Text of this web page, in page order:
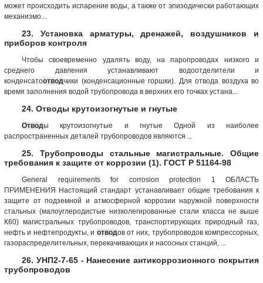
может происходить испарение воды, а также от эпизодически работающих
механизмо...
23. Установка арматуры, дренажей, воздушников и
приборов контроля
Чтобы своевременно удалять воду, на паропроводах низкого и
среднего давления устанавливают водоотделители и
конденсатоотводчики (конденсационные горшки). Для отвода воздуха во
время заполнения водой трубопровода в верхних его точках устана...
24. Отводы крутоизогнутые и гнутые
Отводы крутоизогнутые и гнутые Одной из наиболее
распространенных деталей трубопроводов являются ...
25. Трубопроводы стальные магистральные. Общие
требования к защите от коррозии (1). ГОСТ Р 51164-98
General requirements for corrosion protection 1 ОБЛАСТЬ
ПРИМЕНЕНИЯ Настоящий стандарт устанавливает общие требования к
защите от подземной и атмосферной коррозии наружной поверхности
стальных (малоуглеродистые низколегированные стали класса не выше
К60) магистральных трубопроводов, транспортирующих природный газ,
нефть и нефтепродукты, и отводов от них, трубопроводов компрессорных,
газораспределительных, перекачивающих и насосных станций, ...
26. УНП2-7-65 - Нанесение антикоррозионного покрытия
трубопроводов